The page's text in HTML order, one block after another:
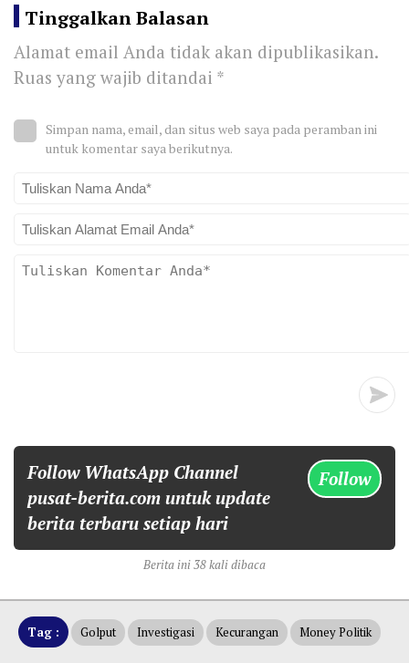
Tinggalkan Balasan
Alamat email Anda tidak akan dipublikasikan.
Ruas yang wajib ditandai *
Simpan nama, email, dan situs web saya pada peramban ini
untuk komentar saya berikutnya.
Follow WhatsApp Channel
pusat-berita.com untuk update
berita terbaru setiap hari
Follow
Berita ini 38 kali dibaca
Tag : Golput Investigasi Kecurangan Money Politik